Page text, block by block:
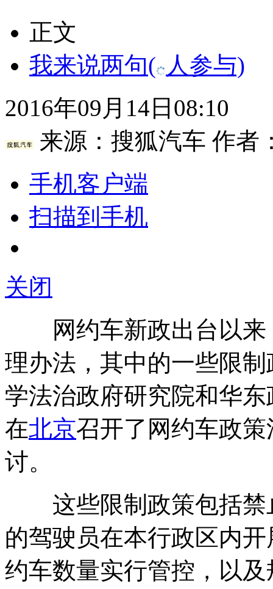
正文
我来说两句( 人参与)
2016年09月14日08:10
来源： 搜狐汽车 作者
手机客户端
扫描到手机
关闭
网约车新政出台以来
理办法，其中的一些限
学法治政府研究院和华
在北京召开了网约车政
讨。
这些限制政策包括禁
的驾驶员在本行政区内
约车数量实行管控，以